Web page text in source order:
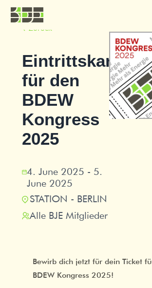
Zurück
Eintrittskarte
für den
BDEW
Kongress
2025
4. June 2025 - 5.
June 2025
STATION - BERLIN
Alle BJE Mitglieder
Bewirb dich jetzt für dein Ticket
BDEW Kongress 2025!